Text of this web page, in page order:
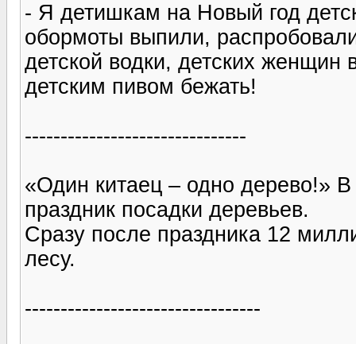
- Я детишкам на Новый год
обормоты выпили,
детской водки, детских
детским пивом бежать!
-------------------------------
«Один китаец – одно дерево!»
праздник посадки деревьев.
Сразу после праздника 12
лесу.
---------------------------------